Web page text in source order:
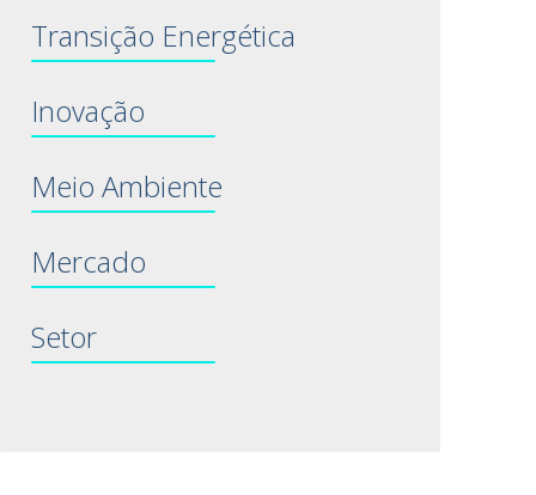
Transição Energética
Inovação
Meio Ambiente
Mercado
Setor